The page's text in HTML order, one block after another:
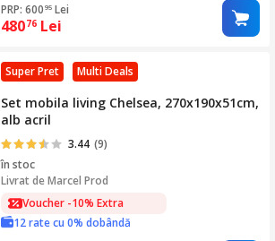
PRP: 600 95 Lei
48076 Lei
Multi Deals
Super Pret
Set mobila living Chelsea, 270x190x51cm,
alb acril
3.44 (9)
în stoc
Livrat deMarcel Prod
Voucher -10% Extra
12 rate cu 0% dobândă